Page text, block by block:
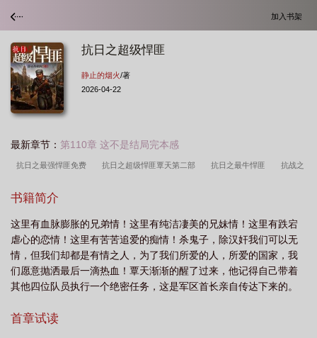
加入书架
抗日之超级悍匪
静止的烟火/著
2026-04-22
最新章节： 第110章 这不是结局完本感
抗日之最强悍匪免费 抗日之超级悍匪覃天第二部 抗日之最牛悍匪 抗战之
天 抗日之超级焊匪
超级悍匪免费 抗日之最强悍匪无弹窗 抗日之超级悍匪有声 抗日之超级悍匪
静止的烟火 抗战之超级悍匪 抗日之悍匪系统 重生抗日之超级悍匪 抗日
之超级悍匪 豆瓣 抗日之最强悍匪全文免费阅读 抗日之超级悍将 抗日之超
级悍匪免费阅读全文 抗日之超级悍匪覃天顶点网 抗日之超级悍匪续集 抗战
书籍简介
这里有血脉膨胀的兄弟情！这里有纯洁凄美的兄妹情！这里有跌宕
虐心的恋情！这里有苦苦追爱的痴情！杀鬼子，除汉奸我们可以无
情，但我们却都是有情之人，为了我们所爱的人，所爱的国家，我
们愿意抛洒最后一滴热血！覃天渐渐的醒了过来，他记得自己带着
其他四位队员执行一个绝密任务，这是军区首长亲自传达下来的。
行物，结果五个人到这里还真就看到了一个不明物体，但是还没等
首章试读